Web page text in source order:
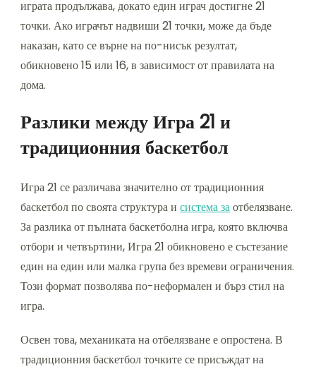
играта продължава, докато един играч достигне 21
точки. Ако играчът надвиши 21 точки, може да бъде
наказан, като се върне на по-нисък резултат,
обикновено 15 или 16, в зависимост от правилата на
дома.
Разлики между Игра 21 и
традиционния баскетбол
Игра 21 се различава значително от традиционния
баскетбол по своята структура и система заотбелязване.
За разлика от пълната баскетболна игра, която включва
отбори и четвъртини, Игра 21 обикновено е състезание
един на един или малка група без времеви ограничения.
Този формат позволява по-неформален и бърз стил на
игра.
Освен това, механиката на отбелязване е опростена. В
традиционния баскетбол точките се присъждат на